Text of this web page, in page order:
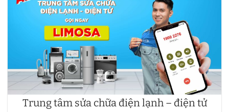
Trung tâm sửa chữa điện lạnh – điện tử